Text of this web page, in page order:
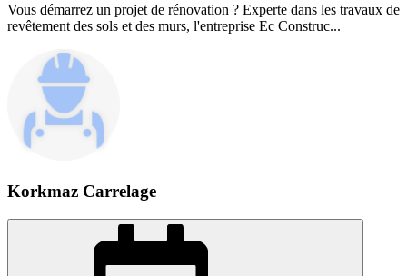
Vous démarrez un projet de rénovation ? Experte dans les travaux de
revêtement des sols et des murs, l'entreprise Ec Construc...
Korkmaz Carrelage